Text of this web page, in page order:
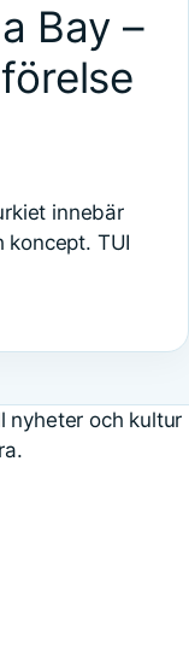
Bay –
innebär
koncept. TUI
nyheter och kultur